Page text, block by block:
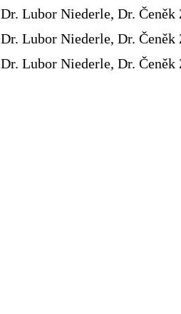
Dr. Lubor Niederle, Dr. Čeněk
Dr. Lubor Niederle, Dr. Čeněk
Dr. Lubor Niederle, Dr. Čeněk